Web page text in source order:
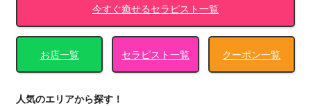
今すぐ癒せるセラピスト一覧
お店一覧 セラピスト一覧 クーポン一覧
人気のエリアから探す！